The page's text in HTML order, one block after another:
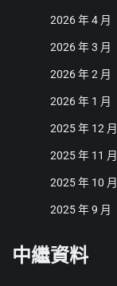
2026 年 4 月
2026 年 3 月
2026 年 2 月
2026 年 1 月
2025 年 12 月
2025 年 11 月
2025 年 10 月
2025 年 9 月
中繼資料